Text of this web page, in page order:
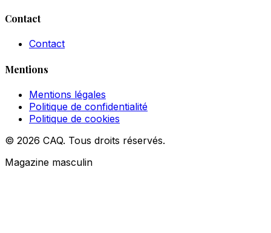
Contact
Contact
Mentions
Mentions légales
Politique de confidentialité
Politique de cookies
© 2026 CAQ. Tous droits réservés.
Magazine masculin